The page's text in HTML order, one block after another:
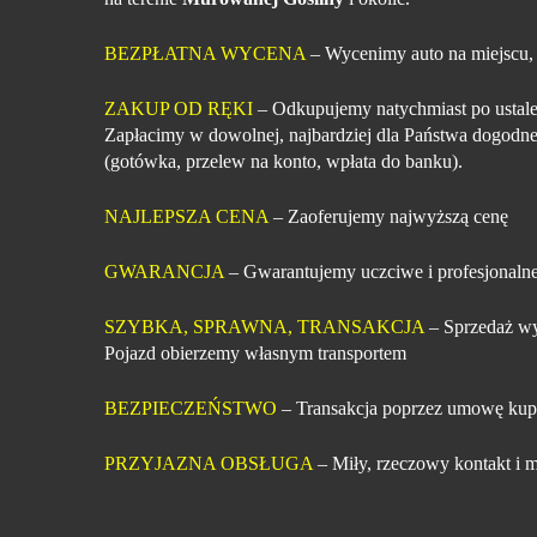
BEZPŁATNA WYCENA – Wycenimy auto na
ZAKUP OD RĘKI – Odkupujemy natychmiast po
Zapłacimy w dowolnej, najbardziej dla Państwa
(gotówka, przelew na konto, wpłata do banku).
NAJLEPSZA CENA – Zaoferujemy najwyższą cenę
GWARANCJA – Gwarantujemy uczciwe i
SZYBKA, SPRAWNA, TRANSAKCJA – Sprzedaż
Pojazd obierzemy własnym transportem
BEZPIECZEŃSTWO – Transakcja poprzez umowę
PRZYJAZNA OBSŁUGA – Miły, rzeczowy kontakt i